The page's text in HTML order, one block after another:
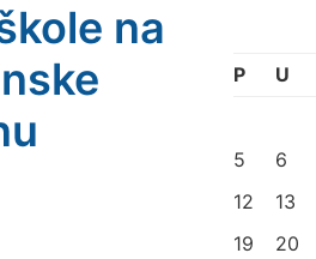
na
P U
5
6
12
13
19
20